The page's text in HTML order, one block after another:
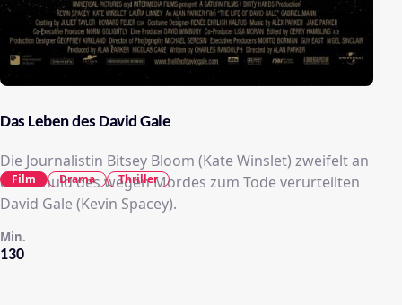
Das Leben des David Gale
Die Journalistin Bitsey Bloom (Kate Winslet) zweifelt an
der Schuld des wegen Mordes zum Tode verurteilten
David Gale (Kevin Spacey).
130
Min.
Film Drama Thriller